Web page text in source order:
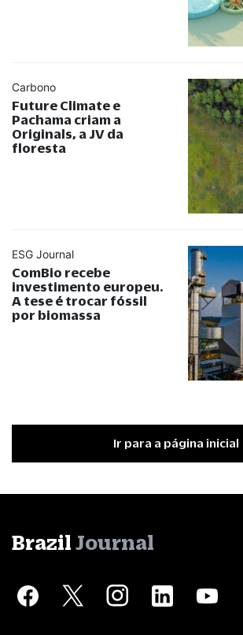
Carbono
Future Climate e
Pachama criam a
Originals, a JV da
floresta
ESG Journal
ComBio recebe
investimento europeu.
A tese é trocar fóssil
por biomassa
Ir para a página inicial
Brazil Journal